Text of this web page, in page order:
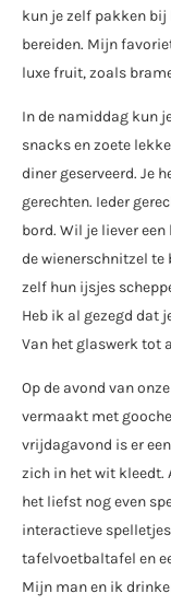
kun je zelf pakken
bereiden. Mijn
luxe fruit, zoals
In de namiddag kun
snacks en zoete
diner geserveerd. Je
gerechten. Ieder
bord. Wil je liever
de wienerschnitzel te
zelf hun ijsjes
Heb ik al gezegd dat
Van het glaswerk tot
Op de avond van
vermaakt met
vrijdagavond is er
zich in het wit kleedt.
het liefst nog even
interactieve
tafelvoetbaltafel en
Mijn man en ik